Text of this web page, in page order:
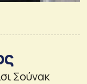
Σούνακ